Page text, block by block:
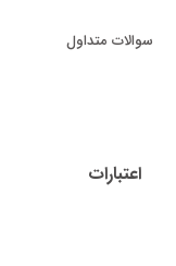
سوالات متداول
اعتبارات